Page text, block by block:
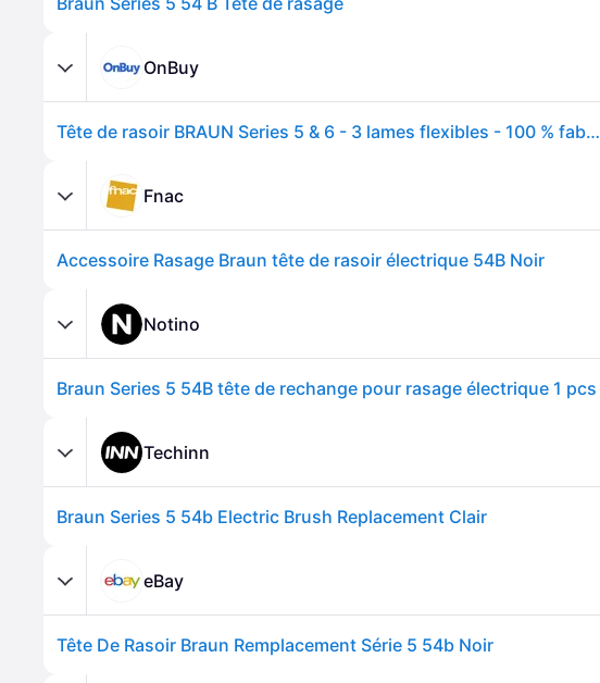
OnBuy
Tête de rasoir BRAUN Series 5 & 6 - 3 lames flexibles - 100 % fabriqué en Allemagne
Fnac
Accessoire Rasage Braun tête de rasoir électrique 54B Noir
Notino
Braun Series 5 54B tête de rechange pour rasage électrique 1 pcs
Techinn
Braun Series 5 54b Electric Brush Replacement Clair
eBay
Tête De Rasoir Braun Remplacement Série 5 54b Noir